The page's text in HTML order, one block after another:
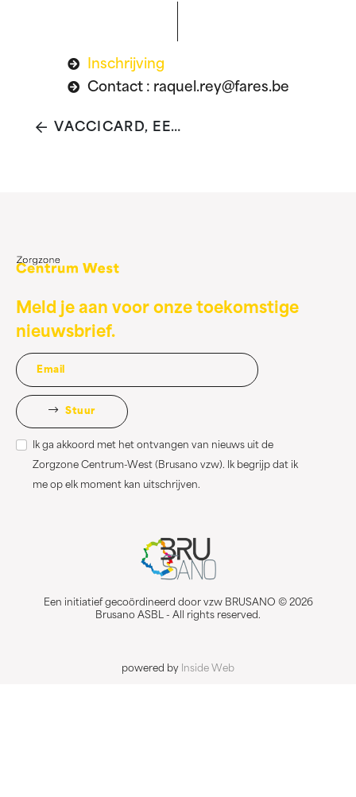
Inschrijving
Contact : raquel.rey@fares.be
VACCICARD, EEN NIEUWE DIGITALE TOOL OM VACCINATIES TE REGISTREREN
Meld je aan voor onze toekomstige
nieuwsbrief.
Stuur
Ik ga akkoord met het ontvangen van nieuws uit de
Zorgzone Centrum-West (Brusano vzw). Ik begrijp dat ik
me op elk moment kan uitschrijven.
Een initiatief gecoördineerd door vzw BRUSANO © 2026
Brusano ASBL - All rights reserved.
powered by Inside Web